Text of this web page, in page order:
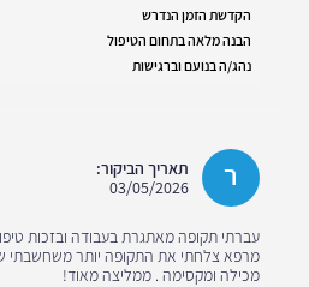
הקדשת הזמן הנדרש
הבנה מלאה בתחום הטיפול
נהג/ה בנועם וברגישות
ר
תאריך הביקור:
03/05/2026
עברתי תקופה מאתגרת בעבודה ובזכות
מרפא צלחתי את התקופה יותר משחשבתי
מכילה ומקסימה . ממליצה מאוד!